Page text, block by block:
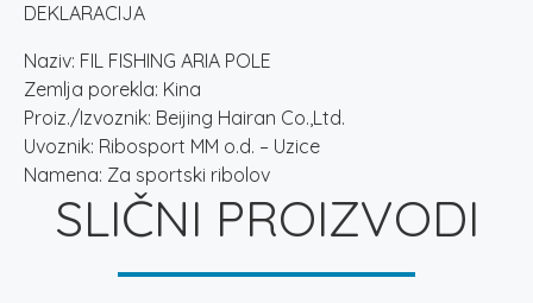
DEKLARACIJA
Naziv: FIL FISHING ARIA POLE
Zemlja porekla: Kina
Proiz./Izvoznik: Beijing Hairan Co.,Ltd.
Uvoznik: Ribosport MM o.d. – Uzice
Namena: Za sportski ribolov
SLIČNI PROIZVODI